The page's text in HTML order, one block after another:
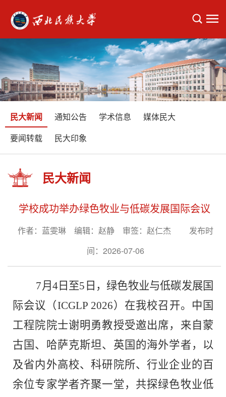
民大新闻 通知公告 学术信息
媒体民大
要闻转载
民大印象
民大新闻
学校成功举办绿色牧业与低碳发展国际会议
作者：蓝雯琳 编辑：赵静 审签：赵仁杰
发布时
间：2026-07-06
7月4日 至5日，绿色牧业与低碳发展国
际会议（ICGLP 2026）在我校召开。中国
工程院院士谢明勇教授受邀出席，来自蒙
古国、哈萨克斯坦、英国的海外学者，以
及省内外高校、科研院所、行业企业的百
余位专家学者齐聚一堂， 共探绿色牧业低